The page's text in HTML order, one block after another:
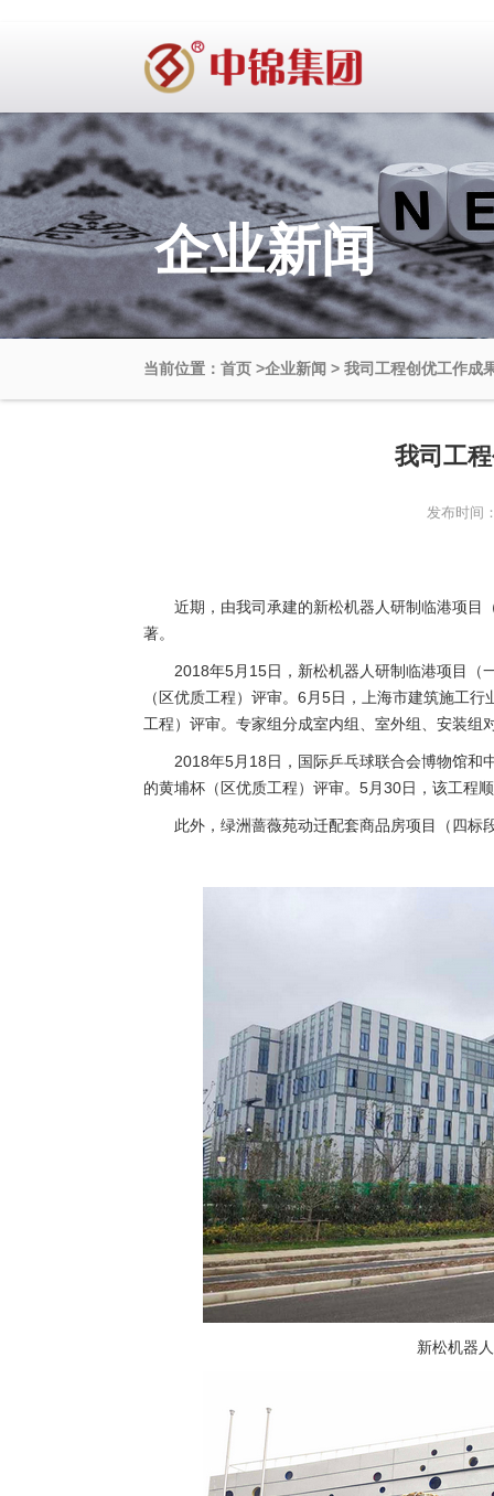
企业新闻
当前位置：首页 >企业新闻 > 我司工程创优工作成
我司工
发布时间
近期，由我司承建的新松机器人研制临港项目
著。
2018年5月15日，新松机器人研制临港项目（
（区优质工程）评审。6月5日，上海市建筑施工
工程）评审。专家组分成室内组、室外组、安装组
2018年5月18日，国际乒乓球联合会博物馆和
的黄埔杯（区优质工程）评审。5月30日，该工程
此外，绿洲蔷薇苑动迁配套商品房项目（四标
新松机器